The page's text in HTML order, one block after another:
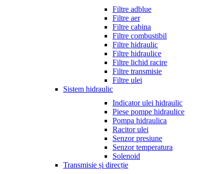
Filtre adblue
Filtre aer
Filtre cabina
Filtre combustibil
Filtre hidraulic
Filtre hidraulice
Filtre lichid racire
Filtre transmisie
Filtre ulei
Sistem hidraulic
Indicator ulei hidraulic
Piese pompe hidraulice
Pompa hidraulica
Racitor ulei
Senzor presiune
Senzor temperatura
Solenoid
Transmisie și direcție